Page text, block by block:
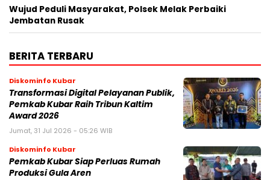
Wujud Peduli Masyarakat, Polsek Melak Perbaiki
Jembatan Rusak
BERITA TERBARU
Diskominfo Kubar
Transformasi Digital Pelayanan Publik,
Pemkab Kubar Raih Tribun Kaltim
Award 2026
Jumat, 31 Jul 2026 - 05:26 WIB
Diskominfo Kubar
Pemkab Kubar Siap Perluas Rumah
Produksi Gula Aren